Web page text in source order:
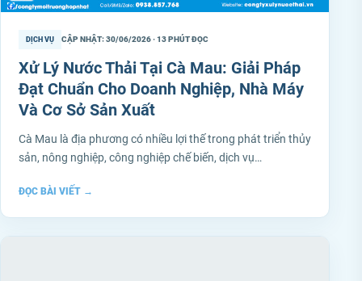
DỊCH VỤ CẬP NHẬT: 30/06/2026 · 13 PHÚT ĐỌC
Xử Lý Nước Thải Tại Cà Mau: Giải Pháp
Đạt Chuẩn Cho Doanh Nghiệp, Nhà Máy
Và Cơ Sở Sản Xuất
Cà Mau là địa phương có nhiều lợi thế trong phát triển thủy
sản, nông nghiệp, công nghiệp chế biến, dịch vụ…
ĐỌC BÀI VIẾT →